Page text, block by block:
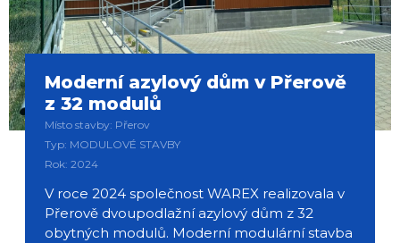
Moderní azylový dům v Přerově
z 32 modulů
Místo stavby: Přerov
Typ: MODULOVÉ STAVBY
Rok: 2024
V roce 2024 společnost WAREX realizovala v
Přerově dvoupodlažní azylový dům z 32
obytných modulů. Moderní modulární stavba